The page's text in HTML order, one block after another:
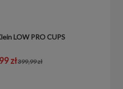
LOW PRO CUPS
zł399,99 zł